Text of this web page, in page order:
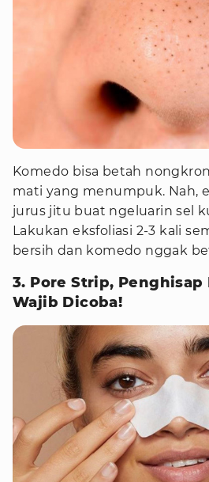
Komedo bisa betah
mati yang menumpuk. Nah,
jurus jitu buat ngeluarin sel
Lakukan eksfoliasi 2-3 kali
bersih dan komedo nggak
3. Pore Strip, Penghisap
Wajib Dicoba!